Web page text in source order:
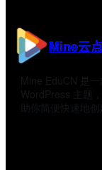
Mine云
Mine EduCN 是
WordPress 主题
助你简便快速地